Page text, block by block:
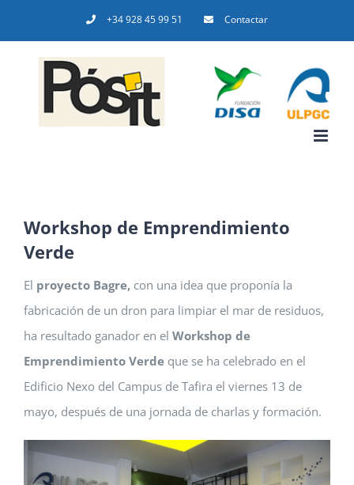
al
contenido
+34 928 45 99 51 Contactar
Workshop de Emprendimiento
Verde
El proyecto Bagre, con una idea que proponía la
fabricación de un dron para limpiar el mar de residuos,
ha resultado ganador en el Workshop de
Emprendimiento Verde que se ha celebrado en el
Edificio Nexo del Campus de Tafira el viernes 13 de
mayo, después de una jornada de charlas y formación.